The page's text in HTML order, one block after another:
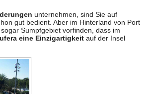
unternehmen, sind Sie auf
gut bedient. Aber im Hinterland von Port
Sumpfgebiet vorfinden, dass im
eine Einzigartigkeit auf der Insel